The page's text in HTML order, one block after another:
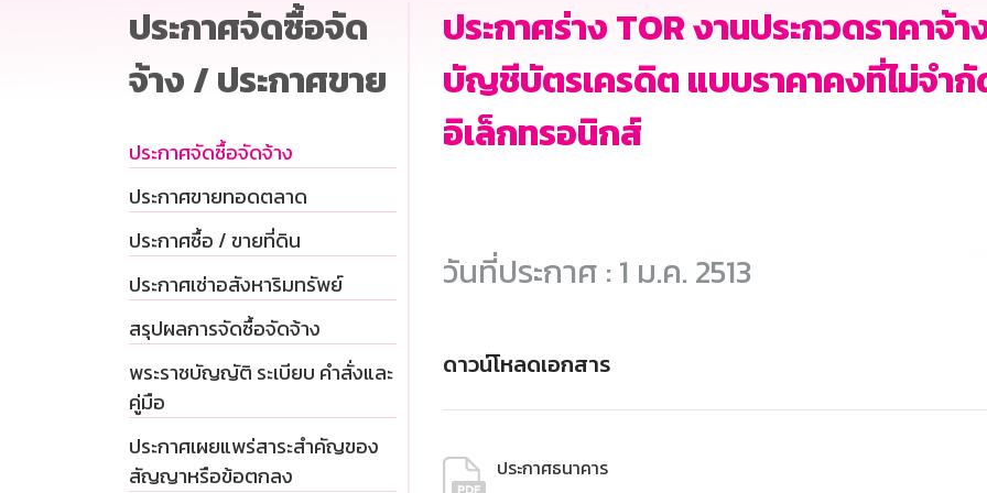
ประกาศจัดซื้อจัด
จ้าง / ประกาศขาย
ประกาศจัดซื้อจัดจ้าง
ประกาศขายทอดตลาด
ประกาศซื้อ / ขายที่ดิน
ประกาศเช่าอสังหาริมทรัพย์
สรุปผลการจัดซื้อจัดจ้าง
พระราชบัญญัติ ระเบียบ คำสั่งและ
คู่มือ
ประกาศเผยแพร่สาระสำคัญของ
สัญญาหรือข้อตกลง
ประกาศร่าง TOR งานประกวดราคาจ้
บัญชีบัตรเครดิต แบบราคาคงที่ไม่จำ
อิเล็กทรอนิกส์
วันที่ประกาศ : 1 ม.ค. 2513
ดาวน์โหลดเอกสาร
ประกาศธนาคาร